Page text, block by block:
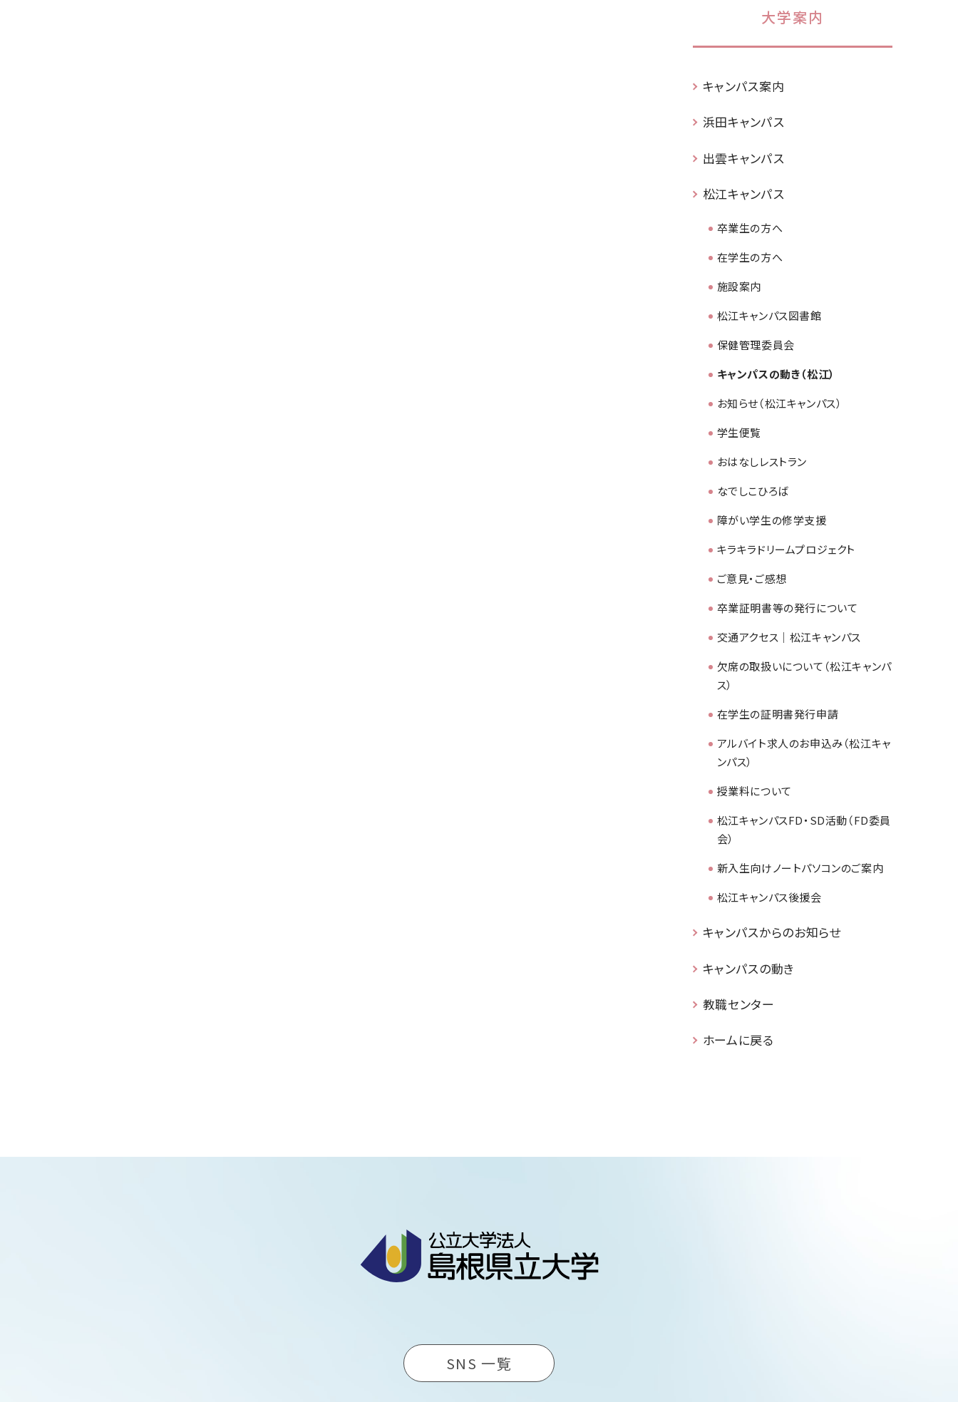
大学案内
キャンパス案内
浜田キャンパス
出雲キャンパス
松江キャンパス
卒業生の方へ
在学生の方へ
施設案内
松江キャンパス図書館
保健管理委員会
キャンパスの動き（松江）
お知らせ（松江キャンパス）
学生便覧
おはなしレストラン
なでしこひろば
障がい学生の修学支援
キラキラドリームプロジェクト
ご意見・ご感想
卒業証明書等の発行について
交通アクセス｜松江キャンパス
欠席の取扱いについて（松江キャンパ
ス）
在学生の証明書発行申請
アルバイト求人のお申込み（松江キャ
ンパス）
授業料について
松江キャンパスFD・SD活動（FD委員
会）
新入生向けノートパソコンのご案内
松江キャンパス後援会
キャンパスからのお知らせ
キャンパスの動き
教職センター
ホームに戻る
SNS 一覧